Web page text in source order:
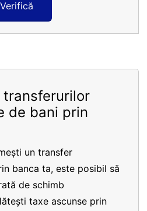
Verifică
transferurilor
de bani prin
un transfer
banca ta, este posibil să
de schimb
taxe ascunse prin